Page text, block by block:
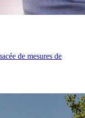
de mesures de